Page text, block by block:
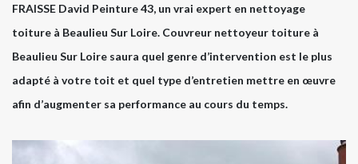
FRAISSE David Peinture 43, un vrai expert en nettoyage
toiture à Beaulieu Sur Loire. Couvreur nettoyeur toiture à
Beaulieu Sur Loire saura quel genre d’intervention est le plus
adapté à votre toit et quel type d’entretien mettre en œuvre
afin d’augmenter sa performance au cours du temps.